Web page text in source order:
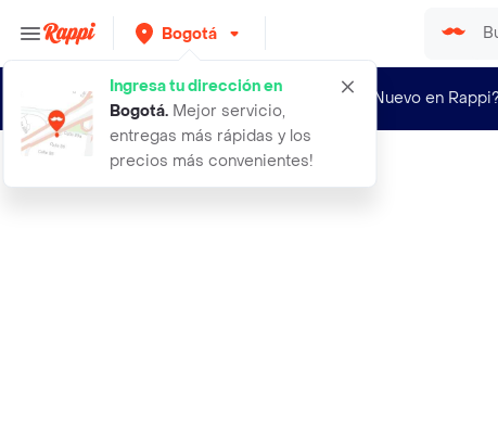
Bogotá
Ingresa tu dirección en
Bogotá. Mejor servicio,
entregas más rápidas y los
precios más convenientes!
¿Nuevo en
aceite de mano de res ligne dor 115